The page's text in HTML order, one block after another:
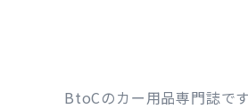
BtoCのカー用品専門誌で